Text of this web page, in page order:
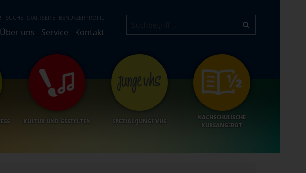
SUCHE STARTSEITE BENUTZERPROFIL
Über uns Service Kontakt
KULTUR UND GESTALTEN SPEZIAL/JUNGE VHS
NACHSCHULISCHE
KURSANGEBOT